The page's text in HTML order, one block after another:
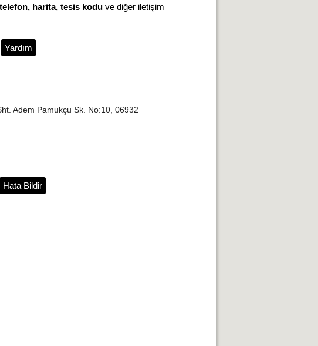
harita, tesis koduve diğer iletişim
Yardım
Adem Pamukçu Sk. No:10, 06932
Hata Bildir